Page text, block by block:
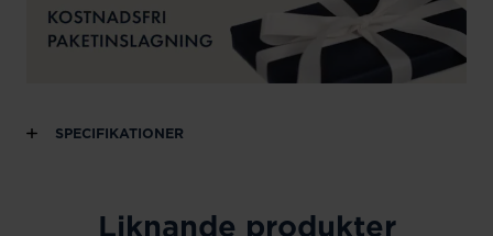
SPECIFIKATIONER
Liknande produkter